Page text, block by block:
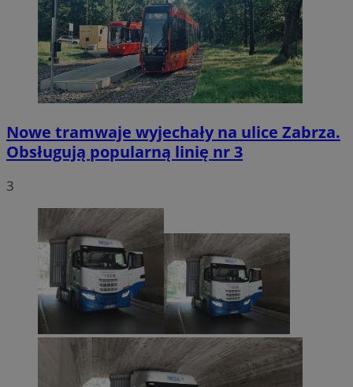
Nowe tramwaje wyjechały na ulice Zabrza.
Obsługują popularną linię nr 3
3